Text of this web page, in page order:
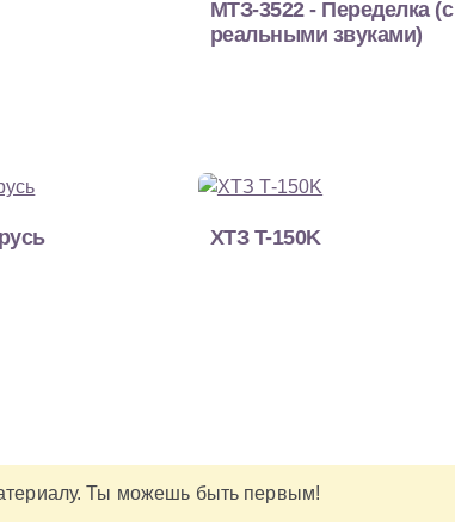
МТЗ-3522 - Переделка (с
реальными звуками)
ХТЗ T-150K
Ты можешь быть первым!